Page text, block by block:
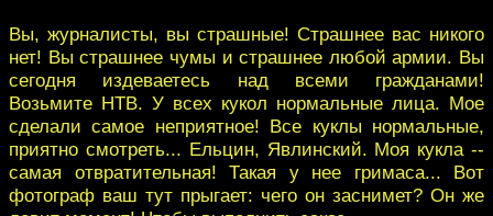
Вы, журналисты, вы страшные! Страшнее вас никого
нет! Вы страшнее чумы и страшнее любой армии. Вы
сегодня издеваетесь над всеми гражданами!
Возьмите НТВ. У всех кукол нормальные лица. Мое
сделали самое неприятное! Все куклы нормальные,
приятно смотреть... Ельцин, Явлинский. Моя кукла --
самая отвратительная! Такая у нее гримаса... Вот
фотограф ваш тут прыгает: чего он заснимет? Он же